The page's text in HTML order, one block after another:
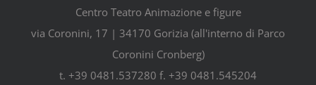
Centro Teatro Animazione e figure
via Coronini, 17 | 34170 Gorizia (all'interno di Parco
Coronini Cronberg)
t. +39 0481.537280 f. +39 0481.545204